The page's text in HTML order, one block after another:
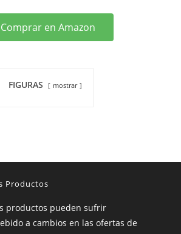
Comprar en Amazon
FIGURAS mostrar
Productos
productos pueden sufrir
a cambios en las ofertas de